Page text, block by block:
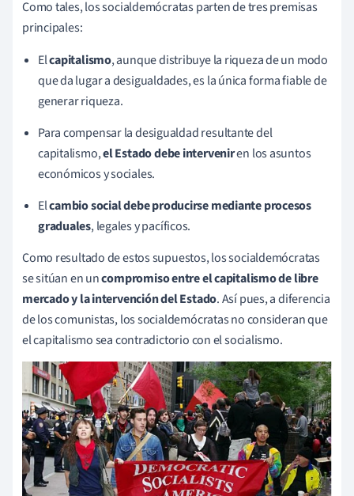
Como tales, los socialdemócratas parten de tres premisas
principales:
Elcapitalismo, aunque distribuye la riqueza de un modo
que da lugar a desigualdades, es la única forma fiable de
generar riqueza.
Para compensar la desigualdad resultante del
capitalismo,el Estado debe interveniren los asuntos
económicos y sociales.
Elcambio social debe producirse mediante procesos
graduales, legales y pacíficos.
Como resultado de estos supuestos, los socialdemócratas
se sitúan en uncompromiso entre el capitalismo de libre
mercado y la intervención del Estado. Así pues, a diferencia
de los comunistas, los socialdemócratas no consideran que
el capitalismo sea contradictorio con el socialismo.